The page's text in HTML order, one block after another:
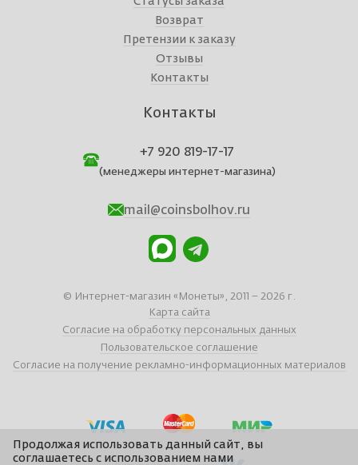
Возврат
Претензии к заказу
Отзывы
Контакты
Контакты
+7 920 819-17-17
(менеджеры интернет-магазина)
mail@coinsbolhov.ru
© Интернет-магазин «Монеты», 2011 – 2026 г.
Карта сайта
Согласие на обработку персональных данных
Пользовательское соглашение
Согласие на получение рекламно-информационных материалов
Продолжая использовать данный сайт, вы
соглашаетесь с использованием нами